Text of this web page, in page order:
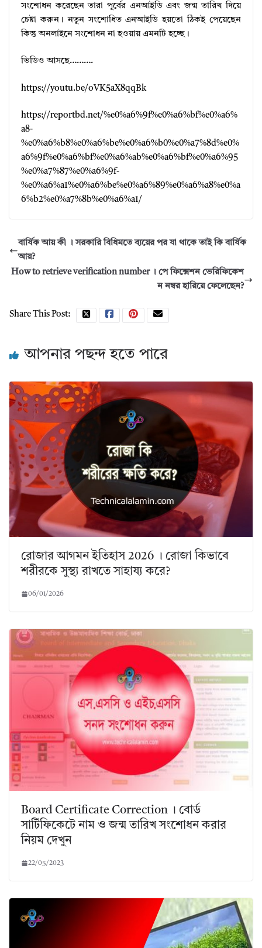
সংশোধন করেছেন তারা পূর্বের এনআইডি এবং জন্ম তারিখ দিয়ে
চেষ্টা করুন। নতুন সংশোধিত এনআইডি হয়তো ঠিকই পেয়েছেন
কিন্তু অনলাইনে সংশোধন না হওয়ায় এমনটি হচ্ছে।
ভিডিও আসছে……….
https://youtu.be/oVK5aX8qqBk
https://reportbd.net/%e0%a6%9f%e0%a6%bf%e0%a6%
a8-
%e0%a6%b8%e0%a6%be%e0%a6%b0%e0%a7%8d%e0%
a6%9f%e0%a6%bf%e0%a6%ab%e0%a6%bf%e0%a6%95
%e0%a7%87%e0%a6%9f-
%e0%a6%a1%e0%a6%be%e0%a6%89%e0%a6%a8%e0%a
6%b2%e0%a7%8b%e0%a6%a1/
বার্ষিক আয় কী । সরকারি বিধিমতে ব্যয়ের পর যা থাকে তাই কি বার্ষিক
আয়?
How to retrieve verification number । পে ফিক্সেশন ভেরিফিকেশ
ন নম্বর হারিয়ে ফেলেছেন?
Share This Post:
আপনার পছন্দ হতে পারে
রোজার আগমন ইতিহাস 2026 । রোজা কিভাবে
শরীরকে সুস্থ্য রাখতে সাহায্য করে?
06/01/2026
Board Certificate Correction । বোর্ড
সার্টিফিকেটে নাম ও জন্ম তারিখ সংশোধন করার
নিয়ম দেখুন
22/05/2023